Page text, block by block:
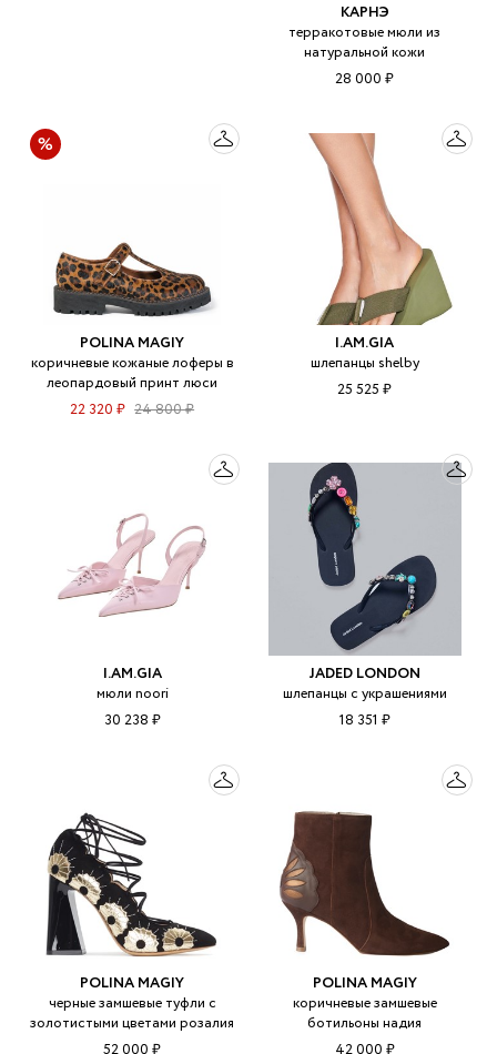
КАРНЭ
терракотовые мюли из
натуральной кожи
28 000 ₽
POLINA MAGIY
коричневые кожаные лоферы в
леопардовый принт люси
22 320 ₽ 24 800 ₽
I.AM.GIA
шлепанцы shelby
25 525 ₽
I.AM.GIA
мюли noori
30 238 ₽
JADED LONDON
шлепанцы с украшениями
18 351 ₽
POLINA MAGIY
черные замшевые туфли с
золотистыми цветами розалия
POLINA MAGIY
коричневые замшевые
ботильоны надия